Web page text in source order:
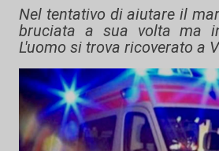
Nel tentativo di aiutare il
bruciata a sua volta ma
L'uomo si trova ricoverato a